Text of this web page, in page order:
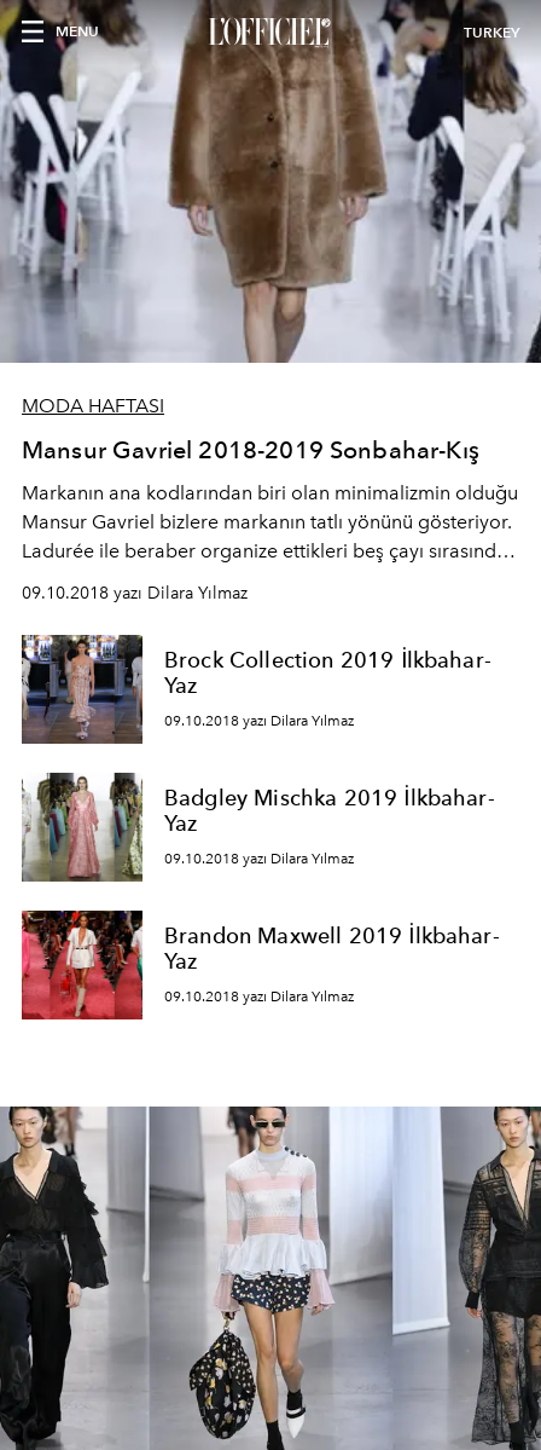
MENU TURKEY
MODA HAFTASI
Mansur Gavriel 2018-2019 Sonbahar-Kış
Markanın ana kodlarından biri olan minimalizmin olduğu
Mansur Gavriel bizlere markanın tatlı yönünü gösteriyor.
Ladurée ile beraber organize ettikleri beş çayı sırasında
yapılan defilede örgü kazaklar, kaşmir paltolar, yün
pantolonlar nötral tonlarla sergileniyor.
09.10.2018 yazı Dilara Yılmaz
Brock Collection 2019 İlkbahar-
Yaz
09.10.2018 yazı Dilara Yılmaz
Badgley Mischka 2019 İlkbahar-
Yaz
09.10.2018 yazı Dilara Yılmaz
Brandon Maxwell 2019 İlkbahar-
Yaz
09.10.2018 yazı Dilara Yılmaz